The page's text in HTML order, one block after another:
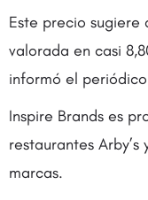
Este precio sugiere
valorada en casi
informó el
Inspire Brands es
restaurantes
marcas.